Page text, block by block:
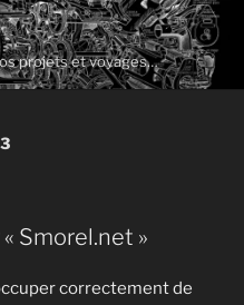
projets et voyages…
Smorel.net »
correctement de